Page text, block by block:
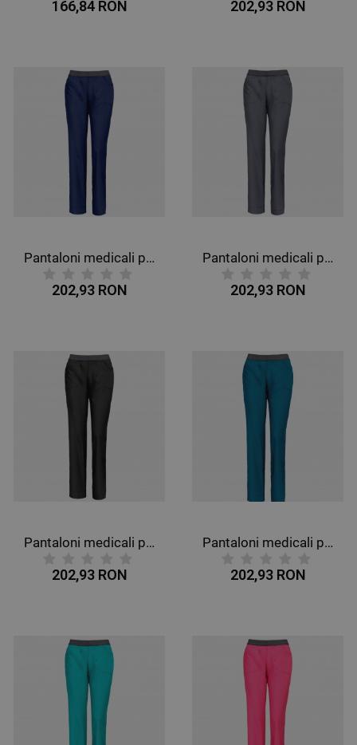
166,84 RON 202,93 RON
Pantaloni medicali pentru femei CHEROKEE SLIM ALBASTRU ÎNCHIS CKE1124A
202,93 RON
Pantaloni medicali pentru femei CHEROKEE SLIM GRI CKE1124A
202,93 RON
Pantaloni medicali pentru femei CHEROKEE SLIM NEGRU CKE1124A
202,93 RON
Pantaloni medicali pentru femei CHEROKEE SLIM PETROL CKE1124A
202,93 RON